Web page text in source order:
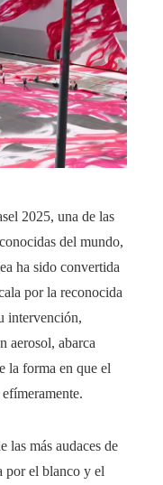
2025, una de las
del mundo,
ha sido convertida
por la reconocida
intervención,
aerosol, abarca
la forma en que el
las más audaces de
por el blanco y el